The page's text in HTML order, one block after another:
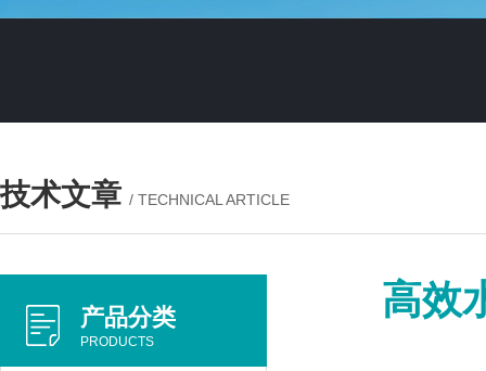
技术文章 / TECHNICAL ARTICLE
产品分类
PRODUCTS
高效